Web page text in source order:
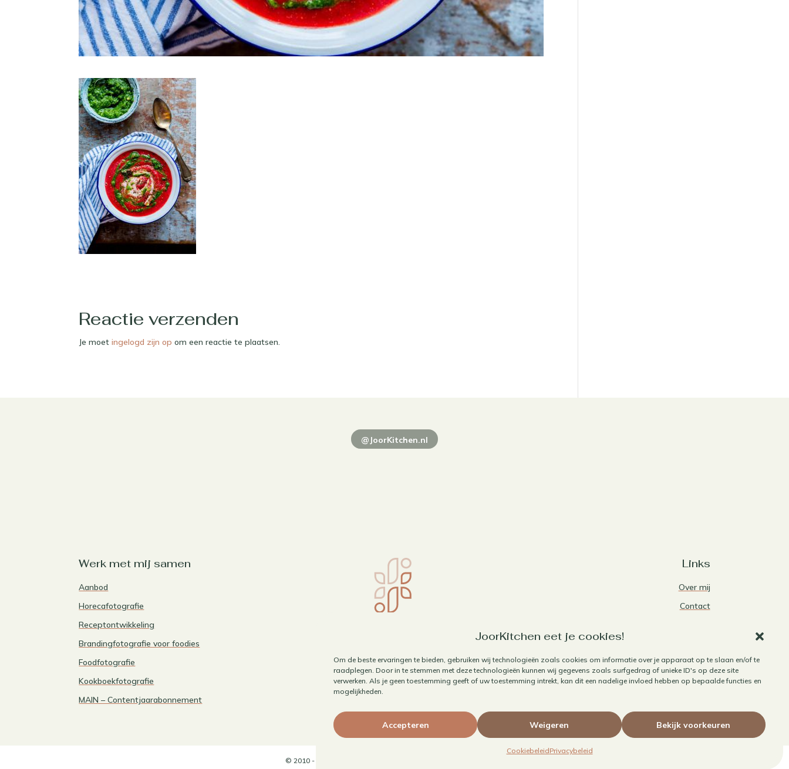
JoorKitchen eet je cookies!
Om de beste ervaringen te bieden, gebruiken wij technologieën zoals cookies om informatie over je apparaat op te slaan en/of te
raadplegen. Door in te stemmen met deze technologieën kunnen wij gegevens zoals surfgedrag of unieke ID's op deze site
verwerken. Als je geen toestemming geeft of uw toestemming intrekt, kan dit een nadelige invloed hebben op bepaalde functies en
mogelijkheden.
Accepteren Weigeren Bekijk voorkeuren
CookiebeleidPrivacybeleid
Reactie verzenden
Je moetingelogd zijn op om een reactie te plaatsen.
@JoorKitchen.nl
Werk met mij samen
Aanbod
Horecafotografie
Receptontwikkeling
Brandingfotografie voor foodies
Foodfotografie
Kookboekfotografie
MAIN – Contentjaarabonnement
Links
Over mij
Contact
Cookiebeleid
Herroepen aankoop
© 2010 - 2026 JoorKitchen | Website door